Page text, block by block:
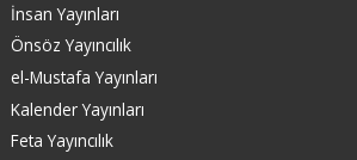
İnsan Yayınları
Önsöz Yayıncılık
el-Mustafa Yayınları
Kalender Yayınları
Feta Yayıncılık